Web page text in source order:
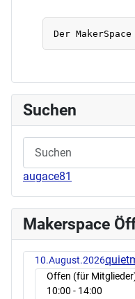
Suchen
augace81
Makerspace
10.August.2026
Offen (für
10:00 - 14:00